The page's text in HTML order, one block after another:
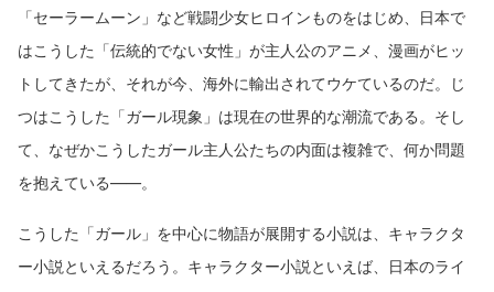
「セーラームーン」など戦闘少女ヒロインものをはじめ、日本で
はこうした「伝統的でない女性」が主人公のアニメ、漫画がヒッ
トしてきたが、それが今、海外に輸出されてウケているのだ。じ
つはこうした「ガール現象」は現在の世界的な潮流である。そし
て、なぜかこうしたガール主人公たちの内面は複雑で、何か問題
を抱えている――。
こうした「ガール」を中心に物語が展開する小説は、キャラクタ
ー小説といえるだろう。キャラクター小説といえば、日本のライ